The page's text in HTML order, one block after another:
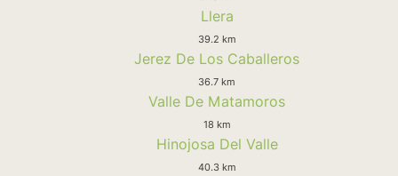
Llera
39.2 km
Jerez De Los Caballeros
36.7 km
Valle De Matamoros
18 km
Hinojosa Del Valle
40.3 km